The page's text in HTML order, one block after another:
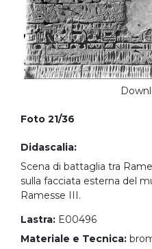
Foto 21/36
Didascalia:
Scena di battaglia tra
sulla facciata esterna del
Ramesse III.
Lastra: E00496
Materiale e Tecnica: